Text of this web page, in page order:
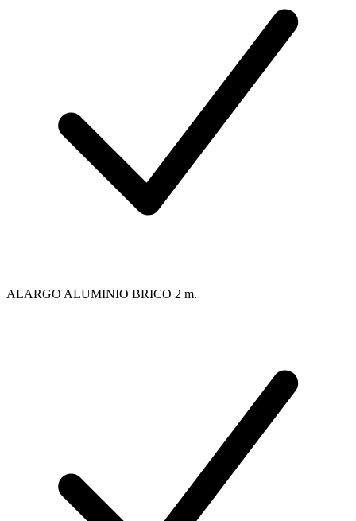
ALARGO ALUMINIO BRICO 2 m.